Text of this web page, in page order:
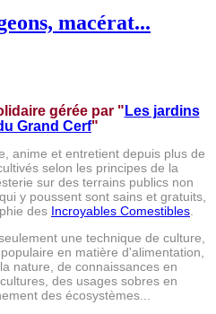
macérat...
gérée par " Les jardins
Grand Cerf"
anime et entretient depuis plus de
selon les principes de la
sur des terrains publics non
y poussent sont sains et gratuits,
des Incroyables Comestibles.
une technique de culture,
en matière d'alimentation,
nature, de connaissances en
des usages sobres en
des écosystèmes...